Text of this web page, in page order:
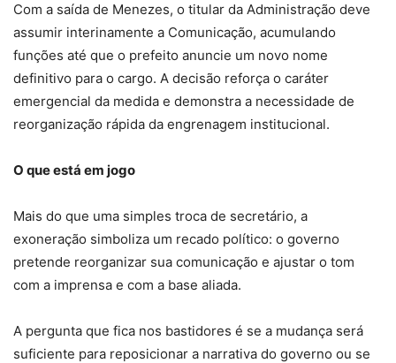
Com a saída de Menezes, o titular da Administração deve
assumir interinamente a Comunicação, acumulando
funções até que o prefeito anuncie um novo nome
definitivo para o cargo. A decisão reforça o caráter
emergencial da medida e demonstra a necessidade de
reorganização rápida da engrenagem institucional.
O que está em jogo
Mais do que uma simples troca de secretário, a
exoneração simboliza um recado político: o governo
pretende reorganizar sua comunicação e ajustar o tom
com a imprensa e com a base aliada.
A pergunta que fica nos bastidores é se a mudança será
suficiente para reposicionar a narrativa do governo ou se